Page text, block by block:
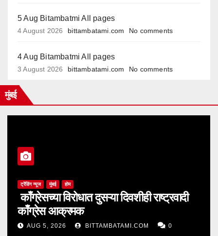
5 Aug Bitambatmi All pages
4 August 2026 bittambatami.com No comments
4 Aug Bitambatmi All pages
3 August 2026 bittambatami.com No comments
मुंबई
ट्रेंडिंग न्यूज मुंबई होम
काँग्रेसच्या विरोधात दुसऱ्या दिवशीही राष्ट्रवादी
काँग्रेस आक्रमक
AUG 5, 2026 BITTAMBATAMI.COM 0